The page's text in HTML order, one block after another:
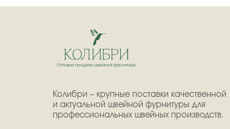
Колибри – крупные поставки качественной
и актуальной швейной фурнитуры для
профессиональных швейных производств.